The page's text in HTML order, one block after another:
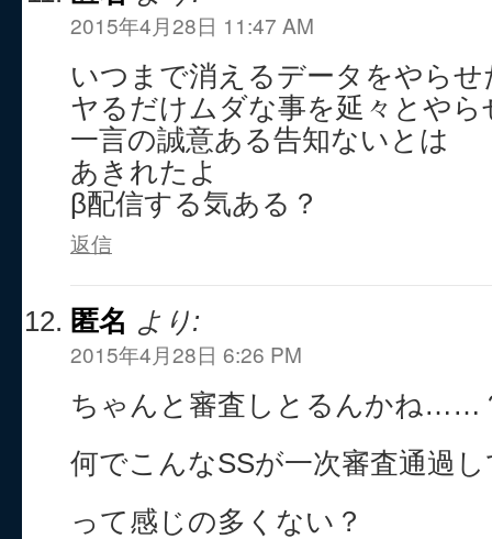
2015年4月28日 11:47 AM
いつまで消えるデータをやらせ
ヤるだけムダな事を延々とやら
一言の誠意ある告知ないとは
あきれたよ
β配信する気ある？
返信
匿名 より:
2015年4月28日 6:26 PM
ちゃんと審査しとるんかね……
何でこんなSSが一次審査通過
って感じの多くない？